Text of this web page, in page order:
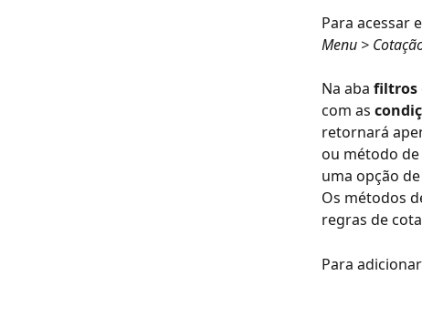
Para acessar
Menu >
Na aba filtros
com as
retornará
ou método de
uma opção
Os métodos
regras de
Para